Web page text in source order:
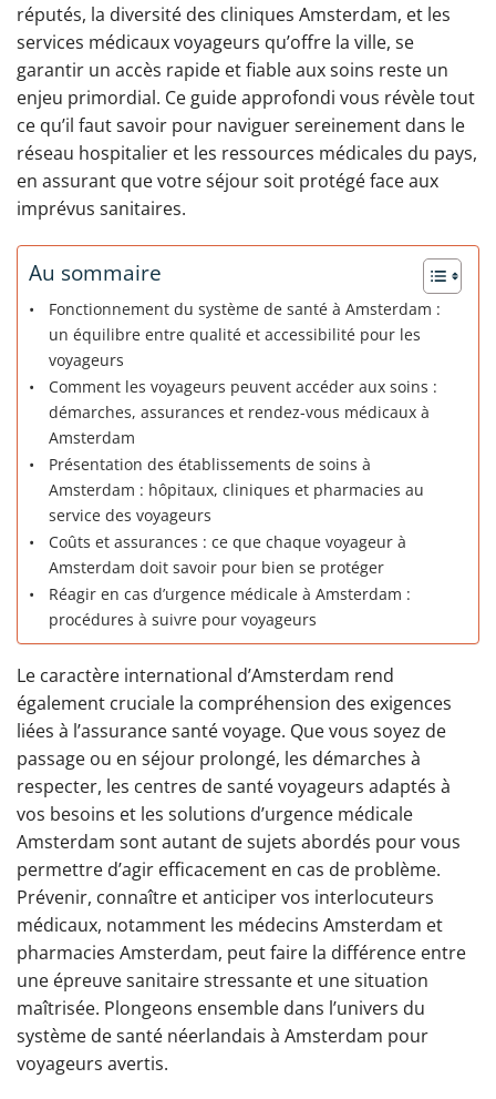
réputés, la diversité des cliniques Amsterdam, et les
services médicaux voyageurs qu’offre la ville, se
garantir un accès rapide et fiable aux soins reste un
enjeu primordial. Ce guide approfondi vous révèle tout
ce qu’il faut savoir pour naviguer sereinement dans le
réseau hospitalier et les ressources médicales du pays,
en assurant que votre séjour soit protégé face aux
imprévus sanitaires.
Au sommaire
Fonctionnement du système de santé à Amsterdam :
un équilibre entre qualité et accessibilité pour les
voyageurs
Comment les voyageurs peuvent accéder aux soins :
démarches, assurances et rendez-vous médicaux à
Amsterdam
Présentation des établissements de soins à
Amsterdam : hôpitaux, cliniques et pharmacies au
service des voyageurs
Coûts et assurances : ce que chaque voyageur à
Amsterdam doit savoir pour bien se protéger
Réagir en cas d’urgence médicale à Amsterdam :
procédures à suivre pour voyageurs
Le caractère international d’Amsterdam rend
également cruciale la compréhension des exigences
liées à l’assurance santé voyage. Que vous soyez de
passage ou en séjour prolongé, les démarches à
respecter, les centres de santé voyageurs adaptés à
vos besoins et les solutions d’urgence médicale
Amsterdam sont autant de sujets abordés pour vous
permettre d’agir efficacement en cas de problème.
Prévenir, connaître et anticiper vos interlocuteurs
médicaux, notamment les médecins Amsterdam et
pharmacies Amsterdam, peut faire la différence entre
une épreuve sanitaire stressante et une situation
maîtrisée. Plongeons ensemble dans l’univers du
système de santé néerlandais à Amsterdam pour
voyageurs avertis.